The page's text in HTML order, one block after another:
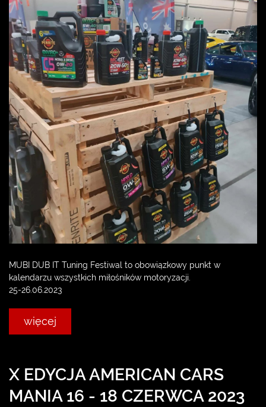
MUBI DUB IT Tuning Festiwal to obowiązkowy punkt w
kalendarzu wszystkich miłośników motoryzacji.
25-26.06.2023
więcej
X EDYCJA AMERICAN CARS
MANIA 16 - 18 CZERWCA 2023